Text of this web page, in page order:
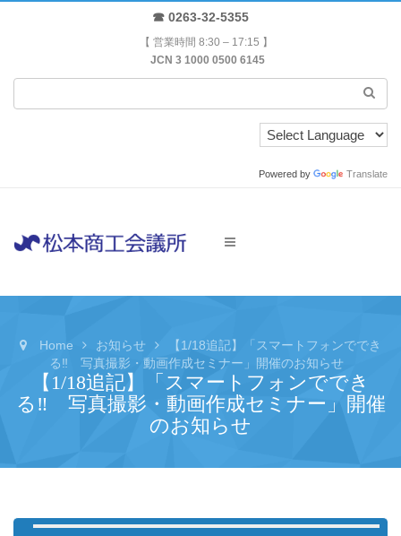
☎ 0263-32-5355
【 営業時間 8:30 – 17:15 】
JCN 3 1000 0500 6145
Powered by Translate
Home お知らせ
【1/18追記】「スマートフォンででき
る‼ 写真撮影・動画作成セミナー」開催のお知らせ
【1/18追記】「スマートフォンででき
る‼ 写真撮影・動画作成セミナー」開催
のお知らせ